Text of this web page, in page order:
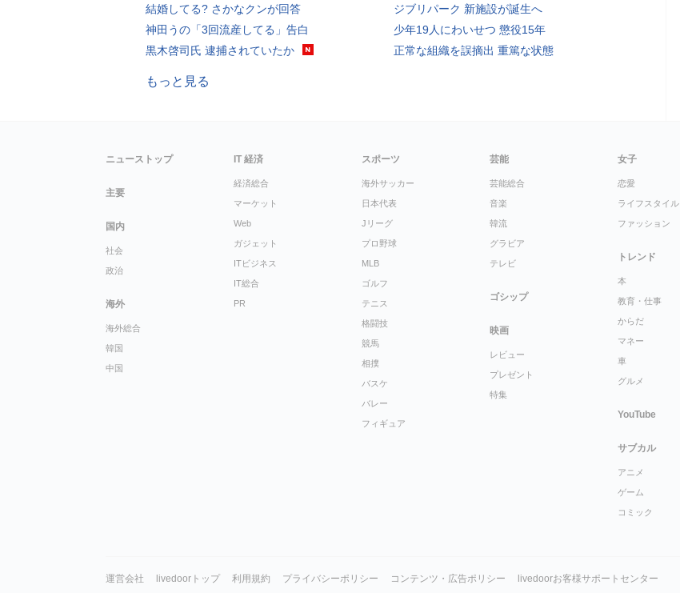
結婚してる? さかなクンが回答
神田うの「3回流産してる」告白
黒木啓司氏 逮捕されていたか
ジブリパーク 新施設が誕生へ
少年19人にわいせつ 懲役15年
正常な組織を誤摘出 重篤な状態
もっと見る
ニューストップ
主要
国内
社会
政治
海外
海外総合
韓国
中国
IT 経済
経済総合
マーケット
Web
ガジェット
ITビジネス
IT総合
PR
スポーツ
海外サッカー
日本代表
Jリーグ
プロ野球
MLB
ゴルフ
テニス
格闘技
競馬
相撲
バスケ
バレー
フィギュア
芸能
芸能総合
音楽
韓流
グラビア
テレビ
ゴシップ
映画
レビュー
プレゼント
特集
女子
恋愛
ライフスタイル
ファッション
トレンド
本
教育・仕事
からだ
マネー
車
グルメ
YouTube
サブカル
アニメ
ゲーム
コミック
運営会社 livedoorトップ 利用規約 プライバシーポリシー コンテンツ・広告ポリシー livedoorお客様サポートセンター